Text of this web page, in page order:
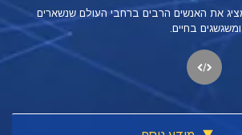
מציג את האנשים הרבים ברחבי העולם שנשארים
בחיים.